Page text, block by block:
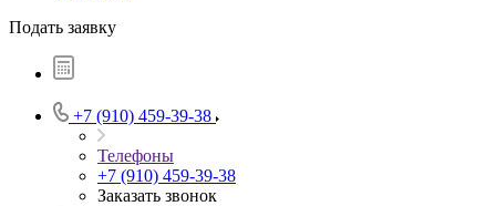
Подать заявку
+7 (910) 459-39-38
Телефоны
+7 (910) 459-39-38
Заказать звонок